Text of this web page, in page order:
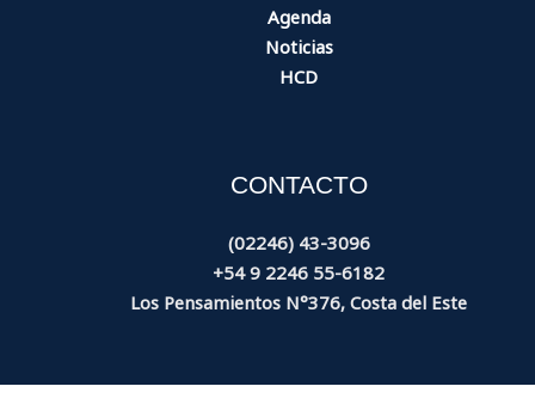
Agenda
Noticias
HCD
CONTACTO
(02246) 43-3096
+54 9 2246 55-6182
Los Pensamientos N°376, Costa del Este